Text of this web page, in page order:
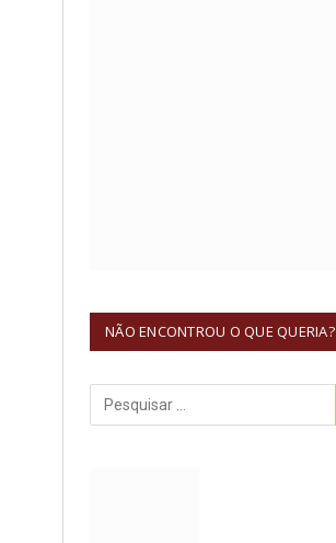
NÃO ENCONTROU O QUE QUERIA?